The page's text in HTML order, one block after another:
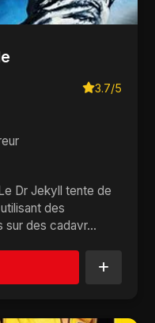
3.7/5
Dr Jekyll tente de
des
sur des cadavr...